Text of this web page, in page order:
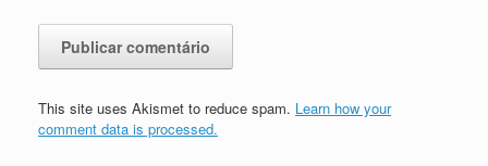
This site uses Akismet to reduce spam. Learn how your
comment data is processed.